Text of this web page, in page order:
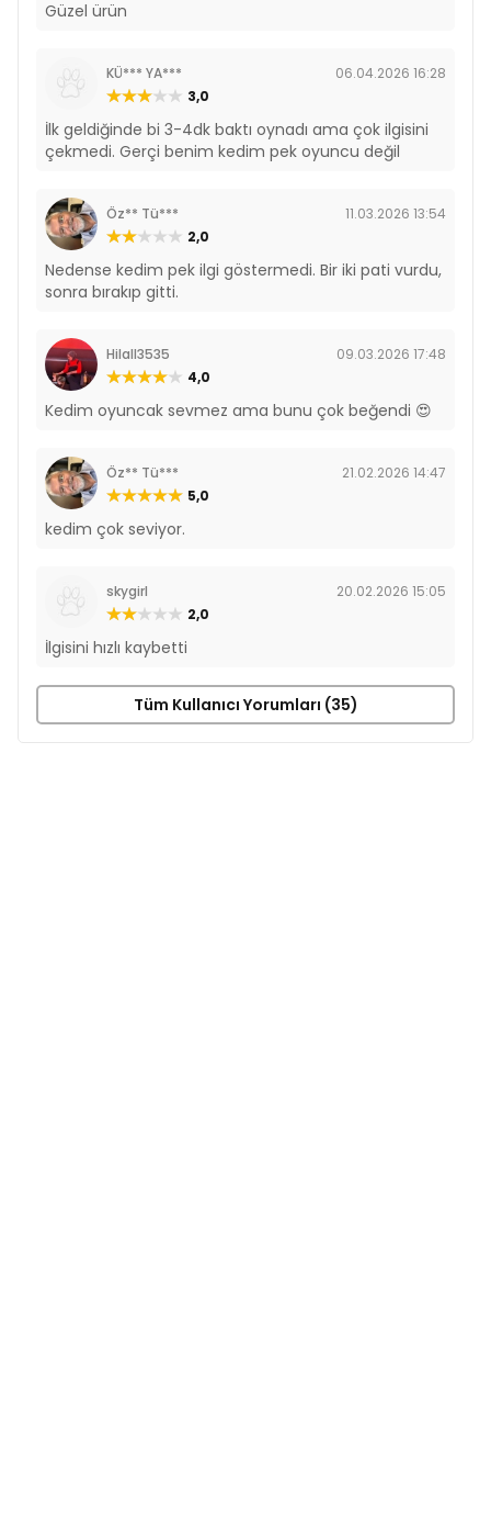
Güzel ürün
KÜ*** YA***
06.04.2026 16:28
3,0
İlk geldiğinde bi 3-4dk baktı oynadı ama çok ilgisini
çekmedi. Gerçi benim kedim pek oyuncu değil
Öz** Tü***
11.03.2026 13:54
2,0
Nedense kedim pek ilgi göstermedi. Bir iki pati vurdu,
sonra bırakıp gitti.
Hilall3535
09.03.2026 17:48
4,0
Kedim oyuncak sevmez ama bunu çok beğendi 😍
Öz** Tü***
21.02.2026 14:47
5,0
kedim çok seviyor.
skygirl
20.02.2026 15:05
2,0
İlgisini hızlı kaybetti
Tüm Kullanıcı Yorumları (35)